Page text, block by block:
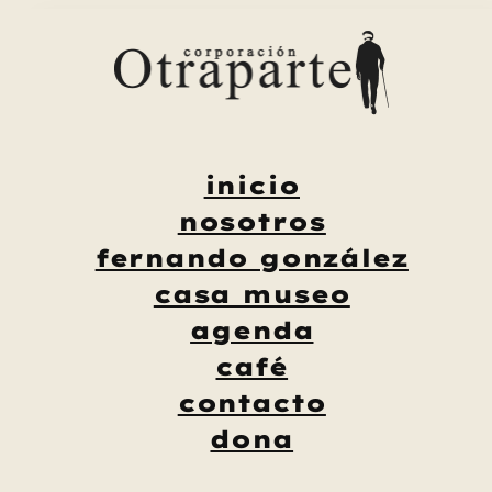
inicio
nosotros
fernando gonzález
casa museo
agenda
café
contacto
dona